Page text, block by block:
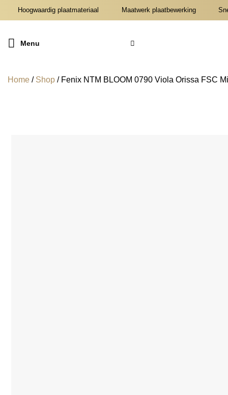
naar
Hoogwaardig plaatmateriaal Maatwerk plaatbewerking
Menu
Home / Shop / Fenix NTM BLOOM 0790 Viola Orissa FSC